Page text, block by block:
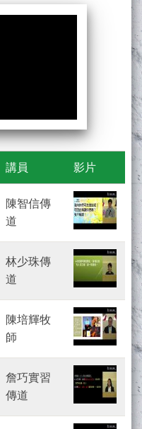
講員 影片
陳智信傳
道
林少珠傳
道
陳培輝牧
師
詹巧實習
傳道